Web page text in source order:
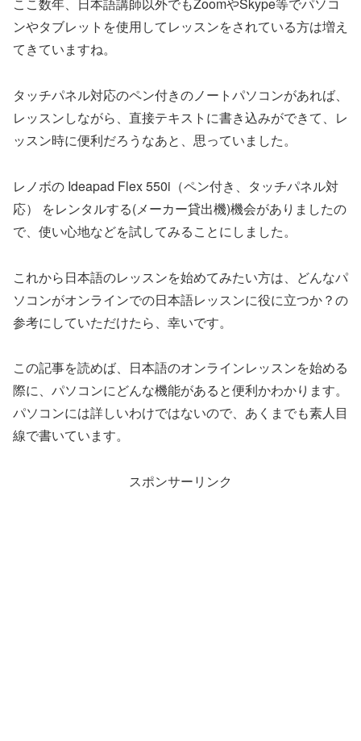
ここ数年、日本語講師以外でもZoomやSkype等でパソコ
ンやタブレットを使用してレッスンをされている方は増え
てきていますね。
タッチパネル対応のペン付きのノートパソコンがあれば、
レッスンしながら、直接テキストに書き込みができて、レ
ッスン時に便利だろうなあと、思っていました。
レノボの Ideapad Flex 550i（ペン付き、タッチパネル対
応） をレンタルする(メーカー貸出機)機会がありましたの
で、使い心地などを試してみることにしました。
これから日本語のレッスンを始めてみたい方は、どんなパ
ソコンがオンラインでの日本語レッスンに役に立つか？の
参考にしていただけたら、幸いです。
この記事を読めば、日本語のオンラインレッスンを始める
際に、パソコンにどんな機能があると便利かわかります。
パソコンには詳しいわけではないので、あくまでも素人目
線で書いています。
スポンサーリンク